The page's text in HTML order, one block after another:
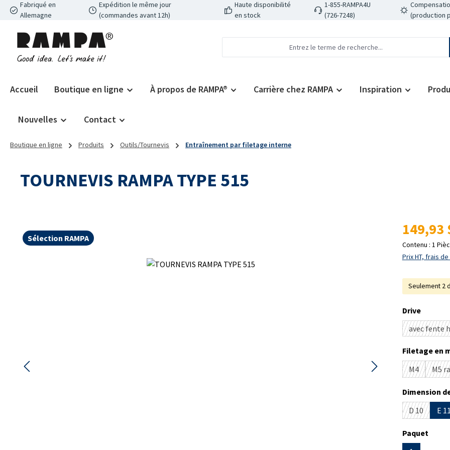
au contenu principal
Passer à la recherche
Passer à la navigation principale
Fabriqué en
Allemagne
Expédition le même jour
(commandes avant 12h)
Haute disponibilité
en stock
1-855-RAMPA4U
(726-7248)
(production
Accueil Boutique en ligne À propos de RAMPA® Carrière chez RAMPA Inspiration
Nouvelles Contact
Boutique en ligne Produits Outils/Tournevis Entraînement par filetage interne
TOURNEVIS RAMPA TYPE 515
Sélection RAMPA
Prix régulier :
149,93
Contenu : 1
Prix HT, frais
Seulement 2
Sélectionnez
Drive
avec fente
Filetage en
M4
(Cette
M5
Dimension
D 10
(Cette
E
Sélectionnez
Paquet